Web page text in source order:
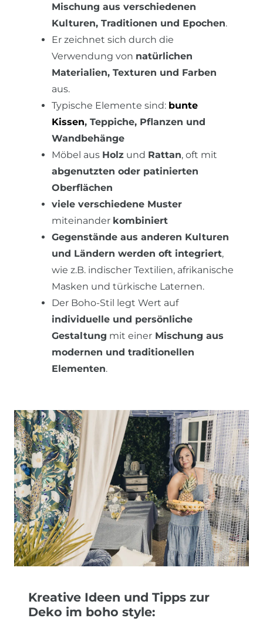
Mischung aus verschiedenen
Kulturen, Traditionen und Epochen.
Er zeichnet sich durch die
Verwendung von natürlichen
Materialien, Texturen und Farben
aus.
Typische Elemente sind: bunte
Kissen, Teppiche, Pflanzen und
Wandbehänge
Möbel aus Holz und Rattan, oft mit
abgenutzten oder patinierten
Oberflächen
viele verschiedene Muster
miteinander kombiniert
Gegenstände aus anderen Kulturen
und Ländern werden oft integriert,
wie z.B. indischer Textilien, afrikanische
Masken und türkische Laternen.
Der Boho-Stil legt Wert auf
individuelle und persönliche
Gestaltung mit einer Mischung aus
modernen und traditionellen
Elementen.
Kreative Ideen und Tipps zur
Deko im boho style: